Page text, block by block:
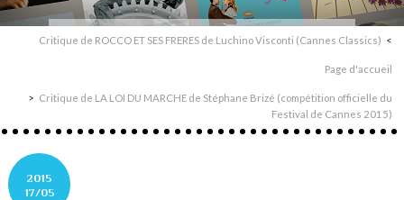
Critique de ROCCO ET SES FRERES de Luchino Visconti (Cannes Classics)
Page d'accueil
Critique de LA LOI DU MARCHE de Stéphane Brizé (compétition officielle du
Festival de Cannes 2015)
2015
17/05